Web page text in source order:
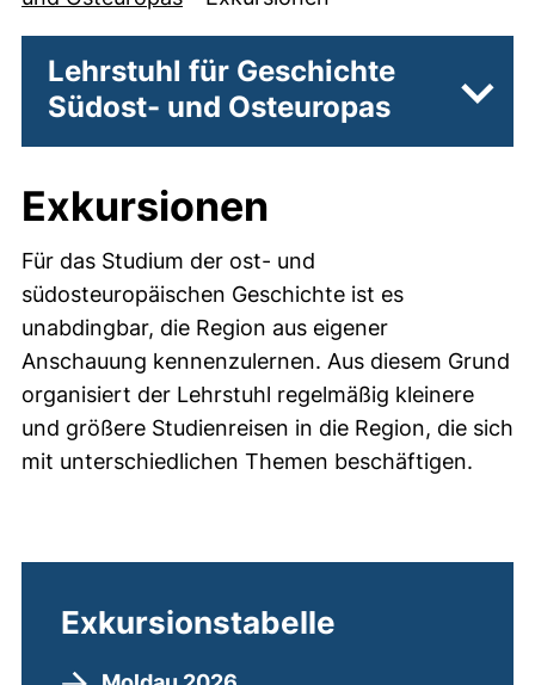
Lehrstuhl für Geschichte
Südost- und Osteuropas
Exkursionen
Für das Studium der ost- und
südosteuropäischen Geschichte ist es
unabdingbar, die Region aus eigener
Anschauung kennenzulernen. Aus diesem Grund
organisiert der Lehrstuhl regelmäßig kleinere
und größere Studienreisen in die Region, die sich
mit unterschiedlichen Themen beschäftigen.
Exkursionstabelle